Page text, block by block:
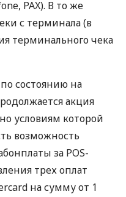
PAX). В то же
с терминала (в
терминального чека
состоянию на
акция
условиям которой
возможность
за POS-
трех оплат
на сумму от 1